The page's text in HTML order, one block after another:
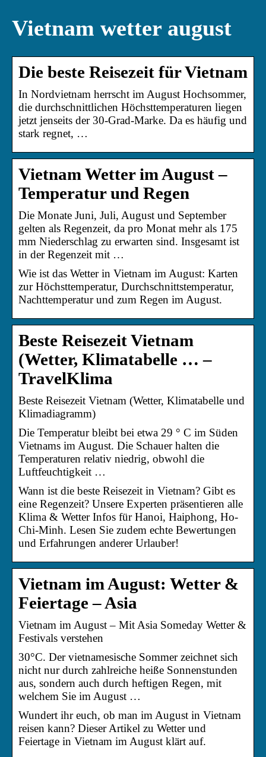
Vietnam wetter august
Die beste Reisezeit für Vietnam
In Nordvietnam herrscht im August Hochsommer,
die durchschnittlichen Höchsttemperaturen liegen
jetzt jenseits der 30-Grad-Marke. Da es häufig und
stark regnet, …
Vietnam Wetter im August –
Temperatur und Regen
Die Monate Juni, Juli, August und September
gelten als Regenzeit, da pro Monat mehr als 175
mm Niederschlag zu erwarten sind. Insgesamt ist
in der Regenzeit mit …
Wie ist das Wetter in Vietnam im August: Karten
zur Höchsttemperatur, Durchschnittstemperatur,
Nachttemperatur und zum Regen im August.
Beste Reisezeit Vietnam
(Wetter, Klimatabelle … –
TravelKlima
Beste Reisezeit Vietnam (Wetter, Klimatabelle und
Klimadiagramm)
Die Temperatur bleibt bei etwa 29 ° C im Süden
Vietnams im August. Die Schauer halten die
Temperaturen relativ niedrig, obwohl die
Luftfeuchtigkeit …
Wann ist die beste Reisezeit in Vietnam? Gibt es
eine Regenzeit? Unsere Experten präsentieren alle
Klima & Wetter Infos für Hanoi, Haiphong, Ho-
Chi-Minh. Lesen Sie zudem echte Bewertungen
und Erfahrungen anderer Urlauber!
Vietnam im August: Wetter &
Feiertage – Asia
Vietnam im August – Mit Asia Someday Wetter &
Festivals verstehen
30°C. Der vietnamesische Sommer zeichnet sich
nicht nur durch zahlreiche heiße Sonnenstunden
aus, sondern auch durch heftigen Regen, mit
welchem Sie im August …
Wundert ihr euch, ob man im August in Vietnam
reisen kann? Dieser Artikel zu Wetter und
Feiertage in Vietnam im August klärt auf.